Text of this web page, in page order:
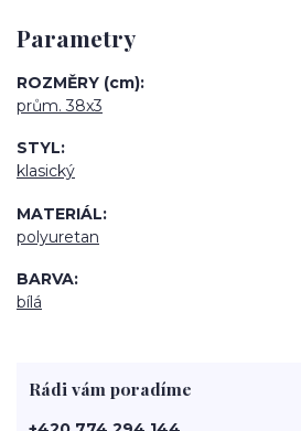
Parametry
ROZMĚRY (cm)
prům. 38x3
STYL
klasický
MATERIÁL
polyuretan
BARVA
bílá
Rádi vám poradíme